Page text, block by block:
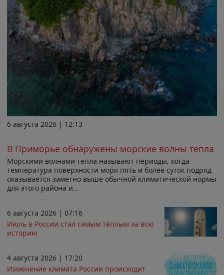
6 августа 2026 | 12:13
В Приморье обнаружены морские волны тепла
Морскими волнами тепла называют периоды, когда
температура поверхности моря пять и более суток подряд
оказывается заметно выше обычной климатической нормы
для этого района и...
6 августа 2026 | 07:16
Июль в России стал самым тёплым за всю
историю
4 августа 2026 | 17:20
Изменение климата России происходит